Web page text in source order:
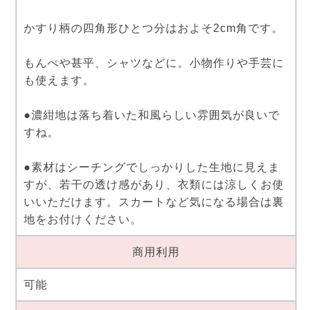
かすり柄の四角形ひとつ分はおよそ2cm角です。
もんぺや甚平、シャツなどに。小物作りや手芸に
も使えます。
●濃紺地は落ち着いた和風らしい雰囲気が良いで
すね。
●素材はシーチングでしっかりした生地に見えま
すが、若干の透け感があり、衣類には涼しくお使
いいただけます。スカートなど気になる場合は裏
地をお付けください。
商用利用
可能